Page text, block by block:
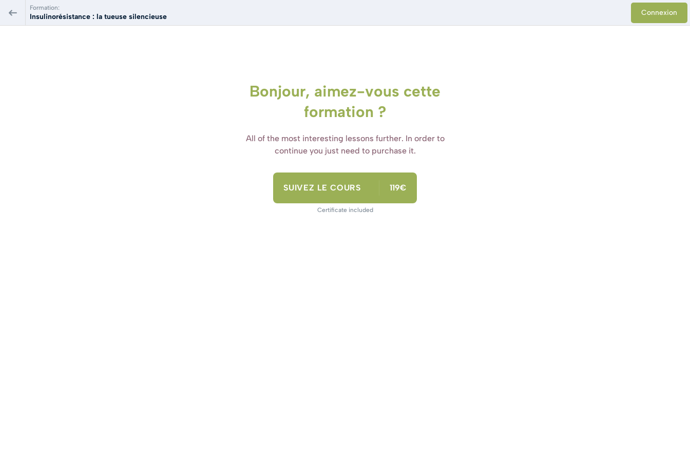
Formation:
Insulinorésistance : la tueuse silencieuse Connexion
Bonjour, aimez-vous cette
formation ?
All of the most interesting lessons further. In order to
continue you just need to purchase it.
SUIVEZ LE COURS 119€
Certificate included